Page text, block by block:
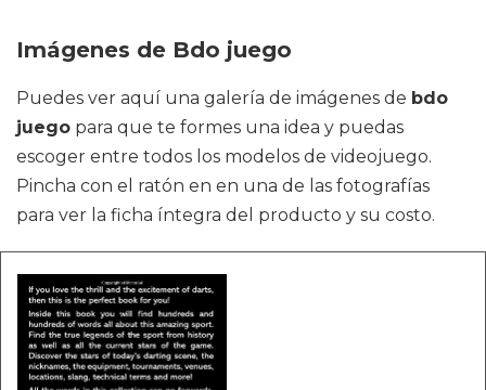
Imágenes de Bdo juego
Puedes ver aquí una galería de imágenes de bdo
juego para que te formes una idea y puedas
escoger entre todos los modelos de videojuego.
Pincha con el ratón en en una de las fotografías
para ver la ficha íntegra del producto y su costo.